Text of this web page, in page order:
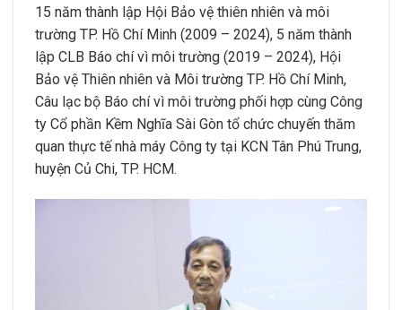
15 năm thành lập Hội Bảo vệ thiên nhiên và môi
trường TP. Hồ Chí Minh (2009 – 2024), 5 năm thành
lập CLB Báo chí vì môi trường (2019 – 2024), Hội
Bảo vệ Thiên nhiên và Môi trường TP. Hồ Chí Minh,
Câu lạc bộ Báo chí vì môi trường phối hợp cùng Công
ty Cổ phần Kềm Nghĩa Sài Gòn tổ chức chuyến thăm
quan thực tế nhà máy Công ty tại KCN Tân Phú Trung,
huyện Củ Chi, TP. HCM.